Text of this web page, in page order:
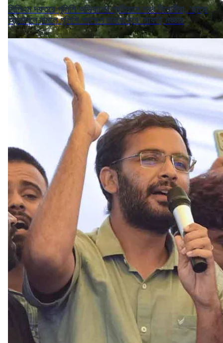
সিপিএম দফতরে পুলিশি অভিযানের প্রতিবাদে সরব বিরোধীরা, 'ছাত্র
আন্দোলনে নামলে পুলিশি পদক্ষেপ মানতে হবে' সাফাই নড্ডার